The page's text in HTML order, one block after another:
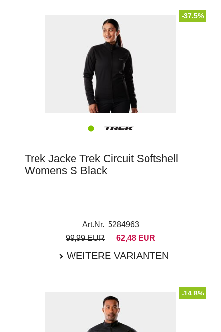
-37.5%
Trek Jacke Trek Circuit Softshell
Womens S Black
Art.Nr. 5284963
99,99 EUR
62,48 EUR
WEITERE VARIANTEN
-14.8%